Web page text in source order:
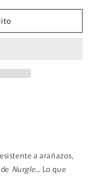
a arañazos,
Nurgle... Lo que